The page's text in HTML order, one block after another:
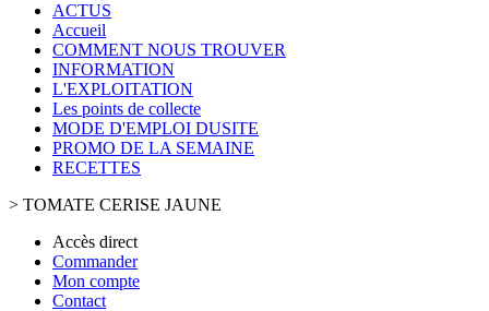
ACTUS
Accueil
COMMENT NOUS TROUVER
INFORMATION
L'EXPLOITATION
Les points de collecte
MODE D'EMPLOI DUSITE
PROMO DE LA SEMAINE
RECETTES
> TOMATE CERISE JAUNE
Accès direct
Commander
Mon compte
Contact